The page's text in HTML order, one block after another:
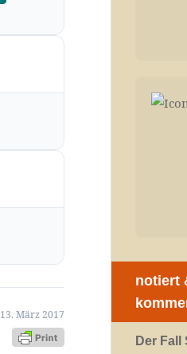
März 2017
notiert
Der Fall